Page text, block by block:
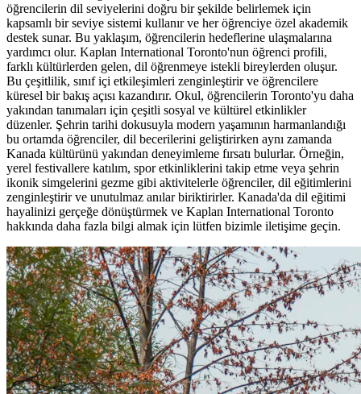
öğrencilerin dil seviyelerini doğru bir şekilde belirlemek için
kapsamlı bir seviye sistemi kullanır ve her öğrenciye özel akademik
destek sunar. Bu yaklaşım, öğrencilerin hedeflerine ulaşmalarına
yardımcı olur. Kaplan International Toronto'nun öğrenci profili,
farklı kültürlerden gelen, dil öğrenmeye istekli bireylerden oluşur.
Bu çeşitlilik, sınıf içi etkileşimleri zenginleştirir ve öğrencilere
küresel bir bakış açısı kazandırır. Okul, öğrencilerin Toronto'yu daha
yakından tanımaları için çeşitli sosyal ve kültürel etkinlikler
düzenler. Şehrin tarihi dokusuyla modern yaşamının harmanlandığı
bu ortamda öğrenciler, dil becerilerini geliştirirken aynı zamanda
Kanada kültürünü yakından deneyimleme fırsatı bulurlar. Örneğin,
yerel festivallere katılım, spor etkinliklerini takip etme veya şehrin
ikonik simgelerini gezme gibi aktivitelerle öğrenciler, dil eğitimlerini
zenginleştirir ve unutulmaz anılar biriktirirler. Kanada'da dil eğitimi
hayalinizi gerçeğe dönüştürmek ve Kaplan International Toronto
hakkında daha fazla bilgi almak için lütfen bizimle iletişime geçin.